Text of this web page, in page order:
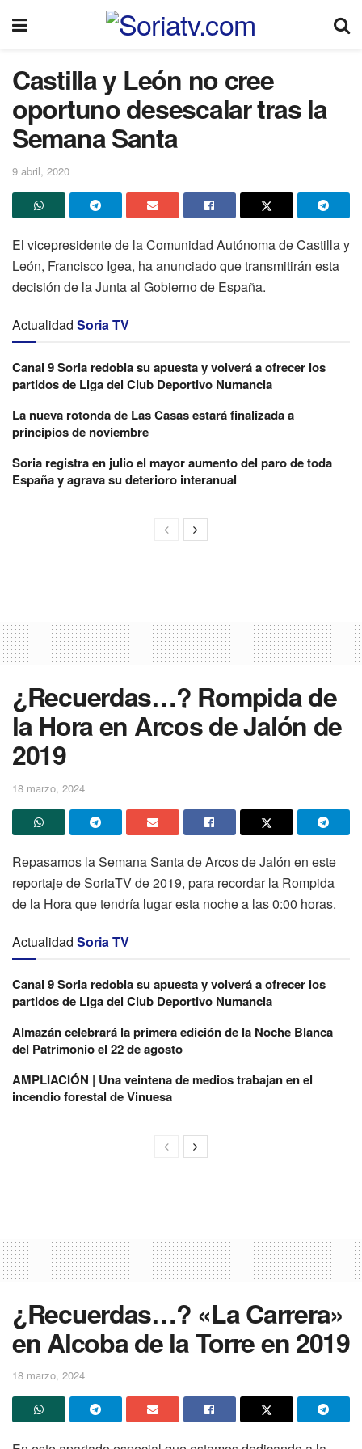
Castilla y León no cree
oportuno desescalar tras la
Semana Santa
9 abril, 2020
El vicepresidente de la Comunidad Autónoma de Castilla y
León, Francisco Igea, ha anunciado que transmitirán esta
decisión de la Junta al Gobierno de España.
Actualidad Soria TV
Canal 9 Soria redobla su apuesta y volverá a ofrecer los
partidos de Liga del Club Deportivo Numancia
La nueva rotonda de Las Casas estará finalizada a
principios de noviembre
Soria registra en julio el mayor aumento del paro de toda
España y agrava su deterioro interanual
¿Recuerdas…? Rompida de
la Hora en Arcos de Jalón de
2019
18 marzo, 2024
Repasamos la Semana Santa de Arcos de Jalón en este
reportaje de SoriaTV de 2019, para recordar la Rompida
de la Hora que tendría lugar esta noche a las 0:00 horas.
Actualidad Soria TV
Canal 9 Soria redobla su apuesta y volverá a ofrecer los
partidos de Liga del Club Deportivo Numancia
Almazán celebrará la primera edición de la Noche Blanca
del Patrimonio el 22 de agosto
AMPLIACIÓN | Una veintena de medios trabajan en el
incendio forestal de Vinuesa
¿Recuerdas…? «La Carrera»
en Alcoba de la Torre en 2019
18 marzo, 2024